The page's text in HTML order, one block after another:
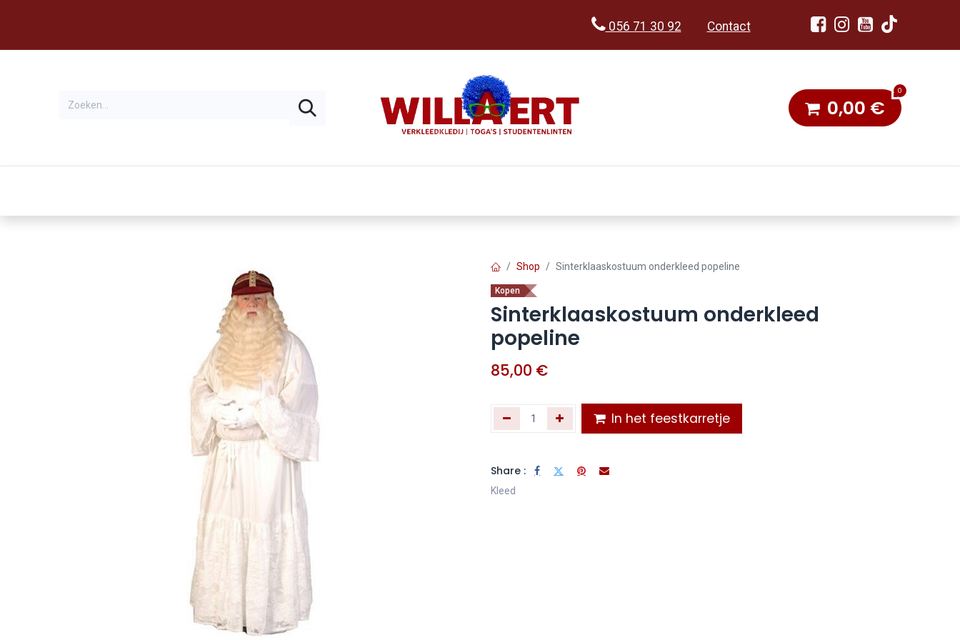
056 71 30 92 Contact
0
0,00 €
Shop Sinterklaaskostuum onderkleed popeline
Kopen
Sinterklaaskostuum onderkleed
popeline
85,00 €
In het feestkarretje
Share :
Kleed